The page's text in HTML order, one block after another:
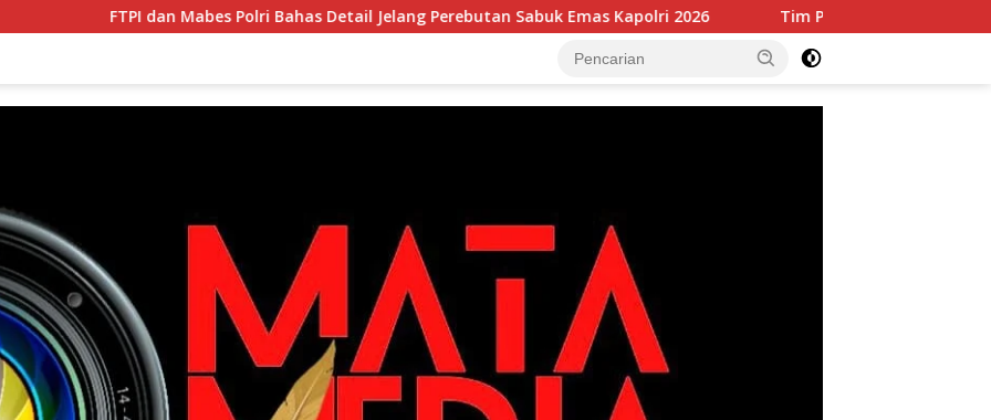
FTPI dan Mabes Polri Bahas Detail Jelang Perebutan Sabuk Emas Kapolri 2026 Tim Patroli Perintis Polda Metro Jaya